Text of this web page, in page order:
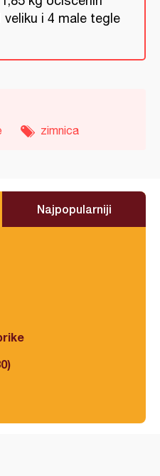
i 4 male tegle
zimnica
Najpopularniji